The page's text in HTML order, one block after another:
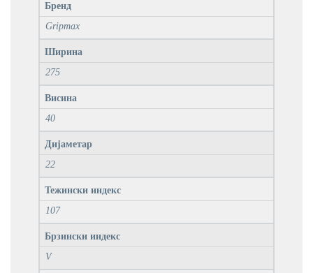
Бренд
Gripmax
Ширина
275
Висина
40
Дијаметар
22
Тежински индекс
107
Брзински индекс
V